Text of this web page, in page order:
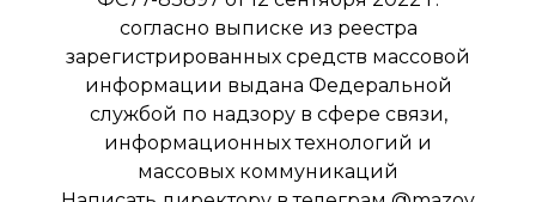
согласно выписке из реестра
зарегистрированных средств массовой
информации выдана Федеральной
службой по надзору в сфере связи,
информационных технологий и
массовых коммуникаций